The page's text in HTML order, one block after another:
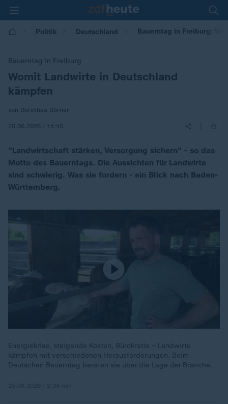
Politik Deutschland Bauerntag in Freiburg:
Bauerntag in Freiburg
:
Womit Landwirte in Deutschland
kämpfen
von Dorothea Dörner
25.06.2026 | 11:15
"Landwirtschaft stärken, Versorgung sichern" - so das
Motto des Bauerntags. Die Aussichten für Landwirte
sind schwierig. Was sie fordern - ein Blick nach Baden-
Württemberg.
Energiekrise, steigende Kosten, Bürokratie – Landwirte
kämpfen mit verschiedenen Herausforderungen. Beim
Deutschen Bauerntag beraten sie über die Lage der Branche.